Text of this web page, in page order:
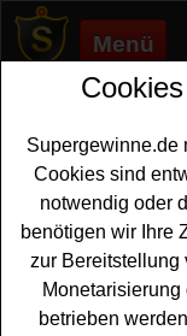
Menü
Supergewinne.de>
Anzeige:
Anzeige:
Müller
Tickets
Supergewinne.de
Cookies sind
notwendig oder
benötigen wir Ihre
zur Bereitstellung
betrieben